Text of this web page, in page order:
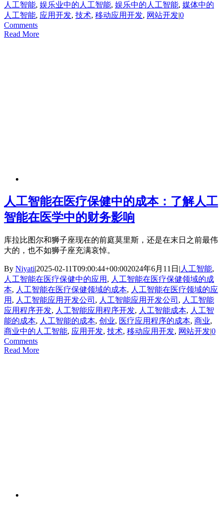
人工智能, 娱乐业中的人工智能, 娱乐中的人工智能, 媒体中的
人工智能, 应用开发, 技术, 移动应用开发, 网站开发|0
Comments
Read More
人工智能在医疗保健中的成本：了解人工
智能在医学中的财务影响
库拉比图尔和狮子座现在的前庭莫里斯，还是在末日之前最伟
大的，也不如狮子座充满哀悼。
By Niyati|2025-02-11T09:00:44+00:002024年6月11日 | 人工智能,
人工智能在医疗保健中的应用 , 人工智能在医疗保健领域的成
本, 人工智能在医疗保健领域的成本, 人工智能在医疗领域的应
用 , 人工智能应用开发公司 , 人工智能应用开发公司 , 人工智能
应用程序开发, 人工智能应用程序开发, 人工智能成本, 人工智
能的成本, 人工智能的成本, 创业, 医疗应用程序的成本, 商业,
商业中的人工智能, 应用开发, 技术, 移动应用开发, 网站开发|0
Comments
Read More